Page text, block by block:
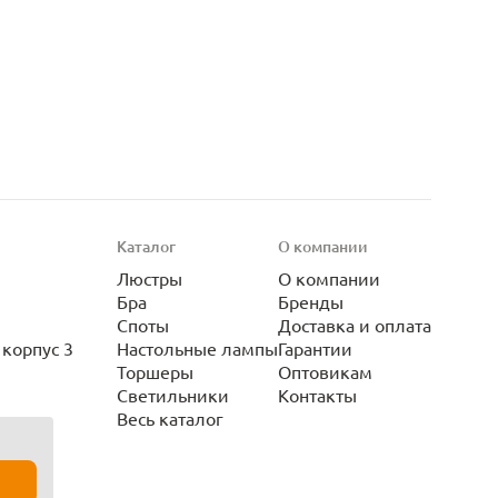
3
Каталог
Люстры
Бра
Споты
Настольные лампы
Торшеры
Светильники
Весь каталог
О компании
О компании
Бренды
Доставка и оплата
Гарантии
Оптовикам
Контакты